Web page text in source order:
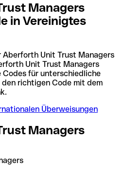
Managers
in Vereinigtes
Aberforth Unit Trust Managers
Unit Trust Managers
für unterschiedliche
richtigen Code mit dem
Überweisungen
Managers